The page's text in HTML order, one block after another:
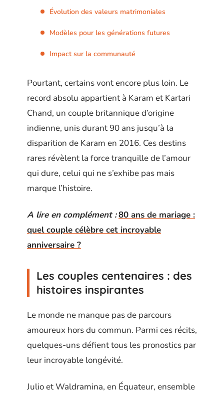
Évolution des valeurs matrimoniales
Modèles pour les générations futures
Impact sur la communauté
Pourtant, certains vont encore plus loin. Le
record absolu appartient à Karam et Kartari
Chand, un couple britannique d’origine
indienne, unis durant 90 ans jusqu’à la
disparition de Karam en 2016. Ces destins
rares révèlent la force tranquille de l’amour
qui dure, celui qui ne s’exhibe pas mais
marque l’histoire.
A lire en complément :80 ans de mariage :
quel couple célèbre cet incroyable
anniversaire ?
Les couples centenaires : des
histoires inspirantes
Le monde ne manque pas de parcours
amoureux hors du commun. Parmi ces récits,
quelques-uns défient tous les pronostics par
leur incroyable longévité.
Julio et Waldramina, en Équateur, ensemble